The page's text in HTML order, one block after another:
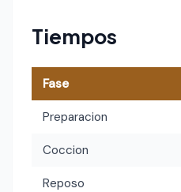
Tiempos
Fase
Preparacion
Coccion
Reposo